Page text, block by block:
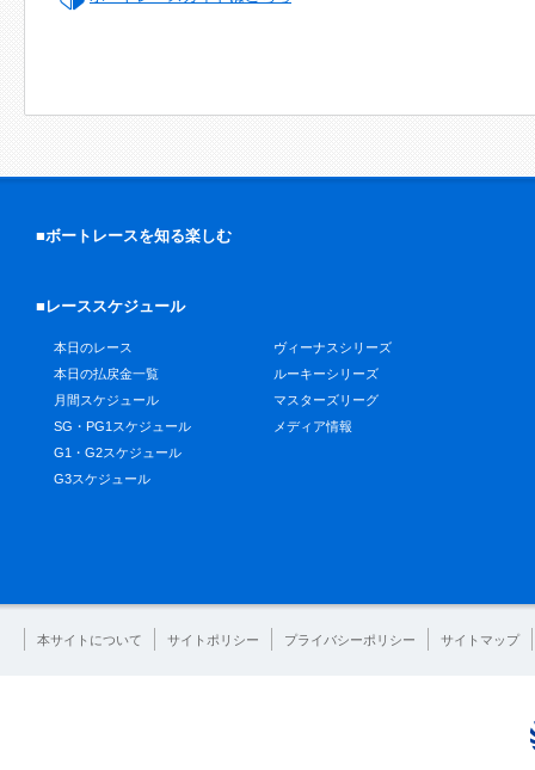
■ボートレースを知る楽しむ
■レーススケジュール
本日のレース
本日の払戻金一覧
月間スケジュール
SG・PG1スケジュール
G1・G2スケジュール
G3スケジュール
ヴィーナスシリーズ
ルーキーシリーズ
マスターズリーグ
メディア情報
本サイトについて サイトポリシー プライバシーポリシー サイトマップ